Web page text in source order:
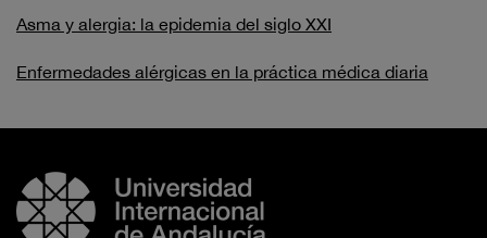
Asma y alergia: la epidemia del siglo XXI
Enfermedades alérgicas en la práctica médica diaria